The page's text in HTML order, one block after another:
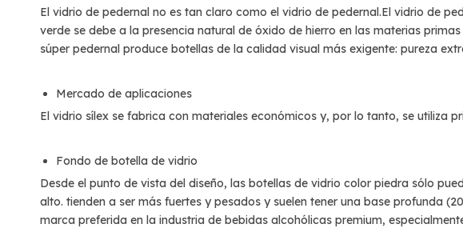
El vidrio de pedernal no es tan claro como el vidrio de pedernal.El vidrio de
verde se debe a la presencia natural de óxido de hierro en las materias
súper pedernal produce botellas de la calidad visual más exigente: pureza
Mercado de aplicaciones
El vidrio sílex se fabrica con materiales económicos y, por lo tanto, se
Fondo de botella de vidrio
Desde el punto de vista del diseño, las botellas de vidrio color piedra sólo
alto. tienden a ser más fuertes y pesados ​​y suelen tener una base profunda
marca preferida en la industria de bebidas alcohólicas premium,